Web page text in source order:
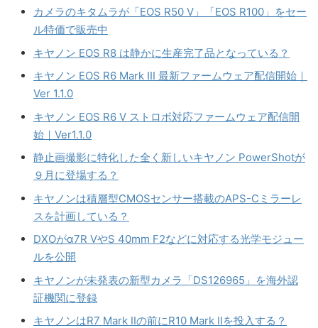
カメラのキタムラが「EOS R50 V」「EOS R100」をセー
ル特価で販売中
キヤノン EOS R8 は静かに生産完了品となっている？
キヤノン EOS R6 Mark III 最新ファームウェア配信開始｜
Ver 1.1.0
キヤノン EOS R6 V ストロボ対応ファームウェア配信開
始｜Ver1.1.0
静止画撮影に特化した全く新しいキヤノン PowerShotが
９月に登場する？
キヤノンは積層型CMOSセンサー搭載のAPS-Cミラーレ
スを計画している？
DXOがα7R VやS 40mm F2などに対応する光学モジュー
ルを公開
キヤノンが未発表の新型カメラ「DS126965」を海外認
証機関に登録
キヤノンはR7 Mark IIの前にR10 Mark IIを投入する？